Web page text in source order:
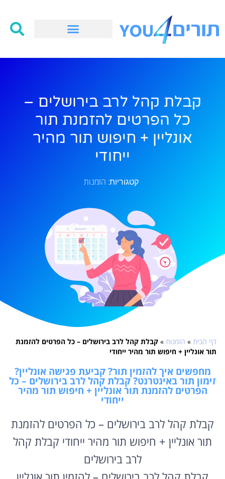
קבלת קהל לרב בירושלים –
כל הפרטים להזמנת תור
אונליין + חיפוש תור מהיר
ייחודי
קטגוריות: הזמנות
דף הבית » הזמנות » קבלת קהל לרב בירושלים – כל הפרטים להזמנת
תור אונליין + חיפוש תור מהיר ייחודי
מחפשים איך להזמין תור? קביעת פגישה אונליין?
זימון תור באינטרנט? קבלת קהל לרב בירושלים – כל
הפרטים להזמנת תור אונליין + חיפוש תור מהיר
ייחודי
קבלת קהל לרב בירושלים – כל הפרטים להזמנת
תור אונליין + חיפוש תור מהיר ייחודי קבלת קהל
לרב בירושלים